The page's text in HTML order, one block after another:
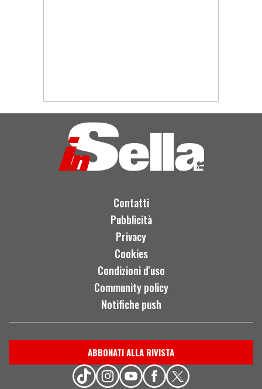
Contatti
Pubblicità
Privacy
Cookies
Condizioni d'uso
Community policy
Notifiche push
ABBONATI ALLA RIVISTA